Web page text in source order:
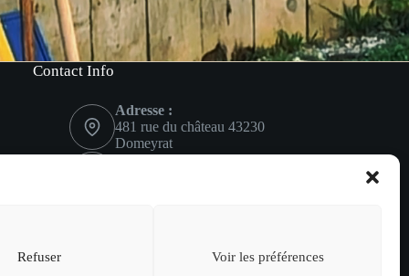
Refuser Voir les préférences
Contact Info
Adresse :
481 rue du château 43230
Domeyrat